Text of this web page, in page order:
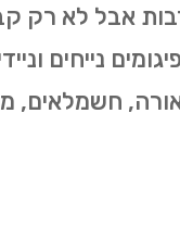
אבל לא רק
נייחים
חשמלאים,